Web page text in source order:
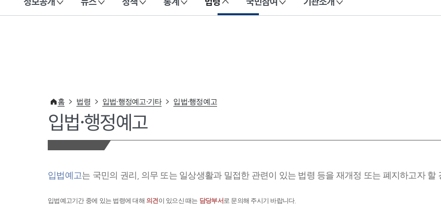
이 누리집은 대한민국 공식 전자정부 누리집입니다.
홈 법령 입법·행정예고·기타 입법·행정예고
입법·행정예고
입법예고는 국민의 권리, 의무 또는 일상생활과 밀접한 관련이 있는 법령 등을 재개정 또는 폐지하고자 할
입법예고기간 중에 있는 법령에 대해 의견이 있으신 때는 담당부서 로 문의해 주시기 바랍니다.